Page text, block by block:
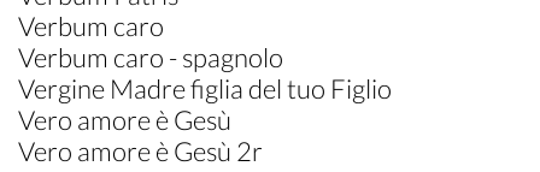
Verbum caro
Verbum caro - spagnolo
Vergine Madre figlia del tuo Figlio
Vero amore è Gesù
Vero amore è Gesù 2r